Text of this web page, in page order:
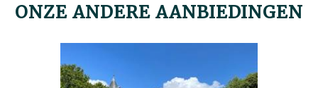
ONZE ANDERE AANBIEDINGEN